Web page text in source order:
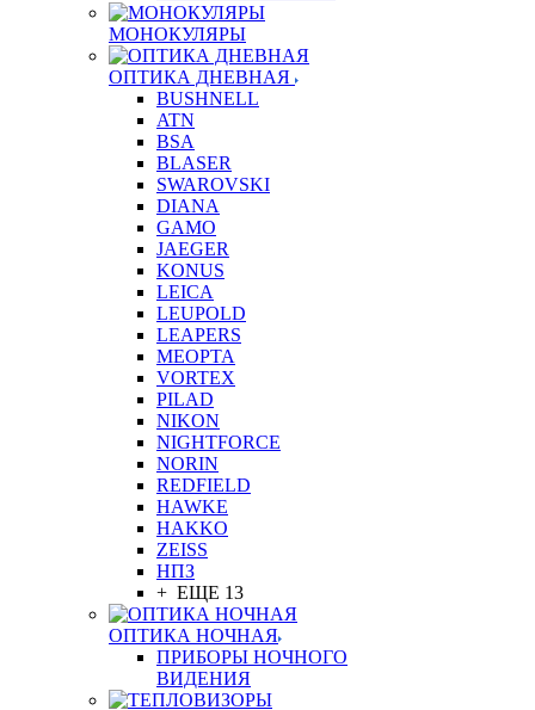
МОНОКУЛЯРЫ
ОПТИКА ДНЕВНАЯ
BUSHNELL
ATN
BSA
BLASER
SWAROVSKI
DIANA
GAMO
JAEGER
KONUS
LEICA
LEUPOLD
LEAPERS
MEOPTA
VORTEX
PILAD
NIKON
NIGHTFORCE
NORIN
REDFIELD
HAWKE
HAKKO
ZEISS
НПЗ
+ ЕЩЕ 13
ОПТИКА НОЧНАЯ
ПРИБОРЫ НОЧНОГО
ВИДЕНИЯ